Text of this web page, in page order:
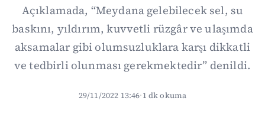
Açıklamada, “Meydana gelebilecek sel, su
baskını, yıldırım, kuvvetli rüzgâr ve ulaşımda
aksamalar gibi olumsuzluklara karşı dikkatli
ve tedbirli olunması gerekmektedir” denildi.
29/11/2022 13:46·1 dk okuma